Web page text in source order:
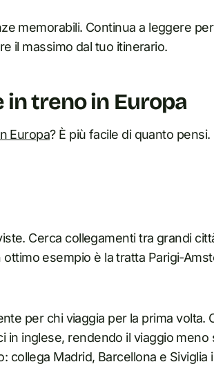
memorabili. Continua a leggere
il massimo dal tuo itinerario.
in treno in Europa
Europa? È più facile di quanto
Cerca collegamenti tra grandi
esempio è la tratta Parigi-
per chi viaggia per la prima volta.
in inglese, rendendo il viaggio meno
collega Madrid, Barcellona e Siviglia